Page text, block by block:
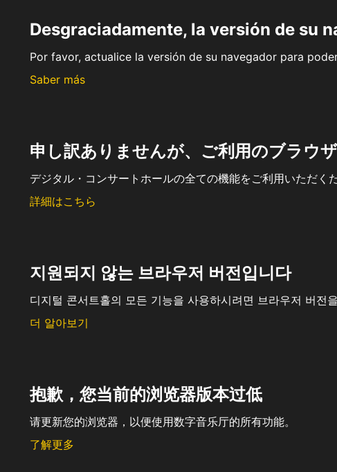
Desgraciadamente, la versión de su
Por favor, actualice la versión de su navegador para
Saber más
申し訳ありませんが、ご利用のブラウ
デジタル・コンサートホールの全ての機能をご利用いただく
詳細はこちら
지원되지 않는 브라우저 버전입니다
디지털 콘서트홀의 모든 기능을 사용하시려면 브라우저 버전
더 알아보기
抱歉，您当前的浏览器版本过低
请更新您的浏览器，以便使用数字音乐厅的所有功能。
了解更多